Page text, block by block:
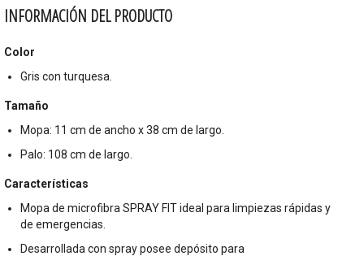
INFORMACIÓN DEL PRODUCTO
Color
Gris con turquesa.
Tamaño
Mopa: 11 cm de ancho x 38 cm de largo.
Palo: 108 cm de largo.
Características
Mopa de microfibra SPRAY FIT ideal para limpiezas rápidas y
de emergencias.
Desarrollada con spray posee depósito para